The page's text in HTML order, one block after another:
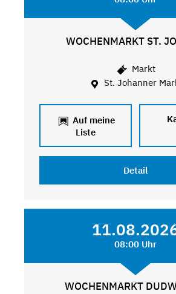
WOCHENMARKT ST.
Markt
St. Johanner
Auf meine
Liste
Detail
08:00 Uhr
WOCHENMARKT